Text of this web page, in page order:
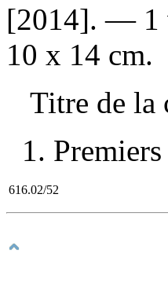
[2014]. — 1
10 x 14 cm.
Titre de la
1.
616.02/52